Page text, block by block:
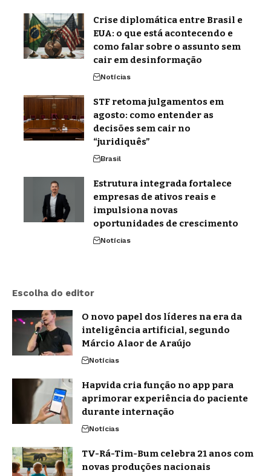
Crise diplomática entre Brasil e
EUA: o que está acontecendo e
como falar sobre o assunto sem
cair em desinformação
Notícias
STF retoma julgamentos em
agosto: como entender as
decisões sem cair no
“juridiquês”
Brasil
Estrutura integrada fortalece
empresas de ativos reais e
impulsiona novas
oportunidades de crescimento
Notícias
Escolha do editor
O novo papel dos líderes na era da
inteligência artificial, segundo
Márcio Alaor de Araújo
Notícias
Hapvida cria função no app para
aprimorar experiência do paciente
durante internação
Notícias
TV-Rá-Tim-Bum celebra 21 anos com
novas produções nacionais